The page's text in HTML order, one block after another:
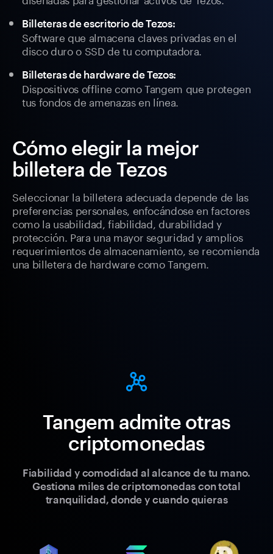
Billeteras de escritorio de Tezos:
Software que almacena claves privadas en el
disco duro o SSD de tu computadora.
Billeteras de hardware de Tezos:
Dispositivos offline como Tangem que protegen
tus fondos de amenazas en línea.
Cómo elegir la mejor
billetera de Tezos
Seleccionar la billetera adecuada depende de las
preferencias personales, enfocándose en factores
como la usabilidad, fiabilidad, durabilidad y
protección. Para una mayor seguridad y amplios
requerimientos de almacenamiento, se recomienda
una billetera de hardware como Tangem.
Tangem admite otras
criptomonedas
Fiabilidad y comodidad al alcance de tu mano.
Gestiona miles de criptomonedas con total
tranquilidad, donde y cuando quieras